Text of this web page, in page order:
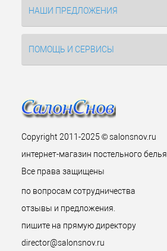
НАШИ ПРЕДЛОЖЕНИЯ
ПОМОЩЬ И СЕРВИСЫ
Copyright 2011-2025 © salonsnov.ru
интернет-магазин постельного белья.
Все права защищены
по вопросам сотрудничества
отзывы и предложения.
пишите на прямую директору
director@salonsnov.ru